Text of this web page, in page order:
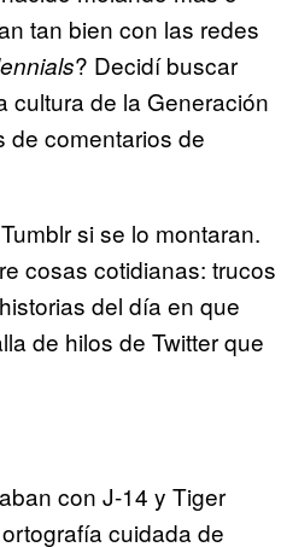
tan bien con las redes
? Decidí buscar
cultura de la Generación
de comentarios de
si se lo montaran.
cosas cotidianas: trucos
del día en que
de hilos de Twitter que
con J-14 y Tiger
cuidada de